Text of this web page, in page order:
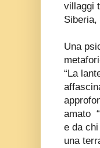
villaggi
Una
“La
amato
e da
una